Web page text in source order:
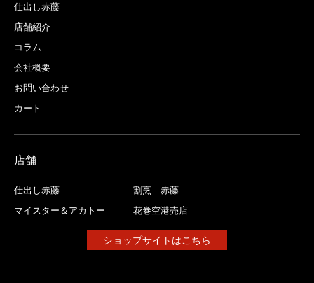
仕出し赤藤
店舗紹介
コラム
会社概要
お問い合わせ
カート
店舗
仕出し赤藤
割烹 赤藤
マイスター＆アカトー
花巻空港売店
ショップサイトはこちら